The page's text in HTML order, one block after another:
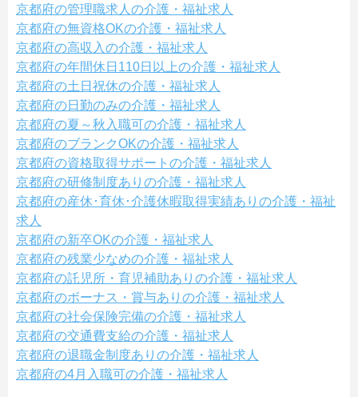
京都府の管理職求人の介護・福祉求人
京都府の無資格OKの介護・福祉求人
京都府の高収入の介護・福祉求人
京都府の年間休日110日以上の介護・福祉求人
京都府の土日祝休の介護・福祉求人
京都府の日勤のみの介護・福祉求人
京都府の夏～秋入職可の介護・福祉求人
京都府のブランクOKの介護・福祉求人
京都府の資格取得サポートの介護・福祉求人
京都府の研修制度ありの介護・福祉求人
京都府の産休･育休･介護休暇取得実績ありの介護・福祉
求人
京都府の新卒OKの介護・福祉求人
京都府の残業少なめの介護・福祉求人
京都府の託児所・育児補助ありの介護・福祉求人
京都府のボーナス・賞与ありの介護・福祉求人
京都府の社会保険完備の介護・福祉求人
京都府の交通費支給の介護・福祉求人
京都府の退職金制度ありの介護・福祉求人
京都府の4月入職可の介護・福祉求人